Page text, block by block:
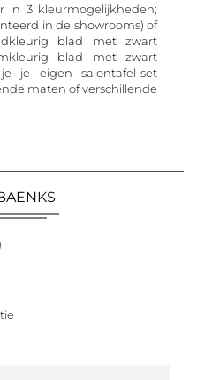
in 3 kleurmogelijkheden;
in de showrooms) of
blad met zwart
blad met zwart
je eigen salontafel-set
maten of verschillende